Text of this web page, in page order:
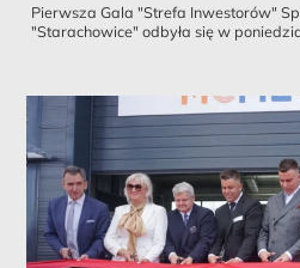
Pierwsza Gala "Strefa Inwestorów"
"Starachowice" odbyła się w